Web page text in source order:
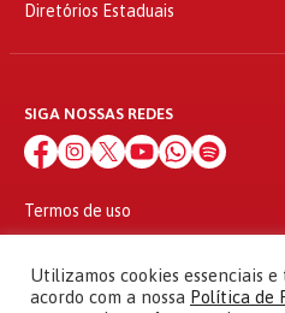
Diretórios Estaduais
SIGA NOSSAS REDES
Termos de uso
© 2010 - 2026
Partido dos Trabalhadores Todos os
Utilizamos cookies essenciais
acordo com a nossa Política de